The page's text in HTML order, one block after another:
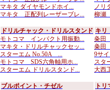
マキタ ダイヤモンドホイ...
マキタ 正配列レーザーブレ...
ノリ
柳瀬
ドリルチャック・ドリルスタンド
モトコマ インパクト用振動...
マキタ・ドリルチャックセッ...
スターエム No.50A ...
モトコマ SDS六角軸用ホ...
スターエム ドリルスタンド...
キリ
粂田
粂田
9サ
スタ
大西
ブルポイント・チゼル
ト